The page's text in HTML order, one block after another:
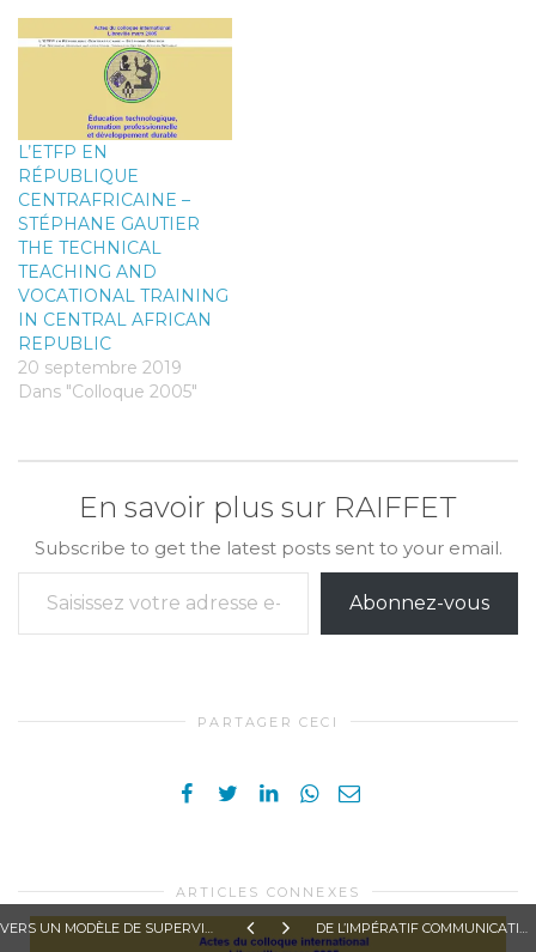
L’ETFP EN
RÉPUBLIQUE
CENTRAFRICAINE –
STÉPHANE GAUTIER
THE TECHNICAL
TEACHING AND
VOCATIONAL TRAINING
IN CENTRAL AFRICAN
REPUBLIC
20 septembre 2019
Dans "Colloque 2005"
En savoir plus sur RAIFFET
Subscribe to get the latest posts sent to your email.
Saisissez votre adresse e-mail…
Abonnez-vous
PARTAGER CECI
ARTICLES CONNEXES
VERS UN MODÈLE DE SUPERVISION PÉDAGOGIQUE POUR LES ÉCOLES TECHNIQUES ET PROFESSIONNELLES DE CÔTE D’IVOIRE – JEAN-BAPTISTE GBONGUÉ DE L’IMPÉRATIF COMMUNICATIONNEL DANS LA DÉFINITION DES CONTENUS DE FORMATION – MARIE-ZOÉ MFOUMOU